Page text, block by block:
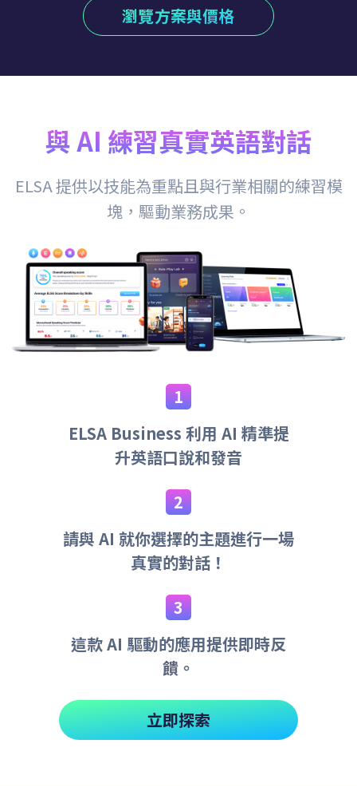
瀏覽方案與價格
與 AI 練習真實英語對話
ELSA 提供以技能為重點且與行業相關的練習模
塊，驅動業務成果。
ELSA Business 利用 AI 精準提
升英語口說和發音
請與 AI 就你選擇的主題進行一場
真實的對話！
這款 AI 驅動的應用提供即時反
饋。
立即探索